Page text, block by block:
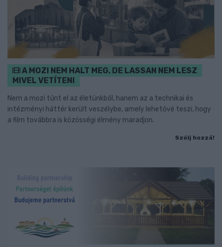
A MOZI NEM HALT MEG, DE LASSAN NEM LESZ
MIVEL VETÍTENI
Nem a mozi tűnt el az életünkből, hanem az a technikai és
intézményi háttér került veszélybe, amely lehetővé teszi, hogy
a film továbbra is közösségi élmény maradjon.
Szólj hozzá!